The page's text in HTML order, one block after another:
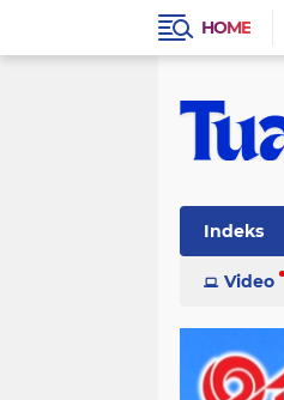
HOME
Indeks
Video
inhu
lifestyle